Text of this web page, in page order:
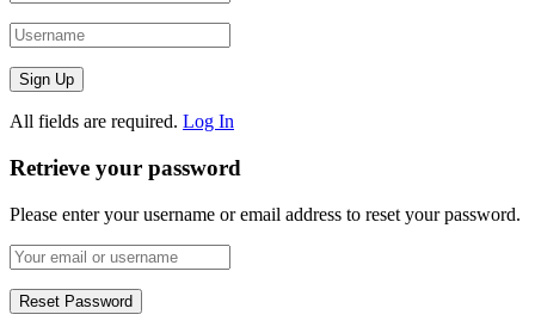
All fields are required. Log In
Retrieve your password
Please enter your username or email address to reset your password.